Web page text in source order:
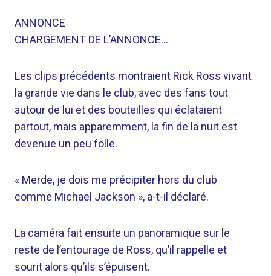
ANNONCE
CHARGEMENT DE L’ANNONCE…
Les clips précédents montraient Rick Ross vivant
la grande vie dans le club, avec des fans tout
autour de lui et des bouteilles qui éclataient
partout, mais apparemment, la fin de la nuit est
devenue un peu folle.
« Merde, je dois me précipiter hors du club
comme Michael Jackson », a-t-il déclaré.
La caméra fait ensuite un panoramique sur le
reste de l’entourage de Ross, qu’il rappelle et
sourit alors qu’ils s’épuisent.